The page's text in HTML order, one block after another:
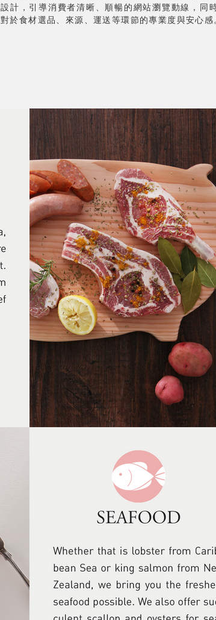
設計，引導消費者清晰、順暢的網站瀏覽動線，同
對於食材選品、來源、運送等環節的專業度與安心感